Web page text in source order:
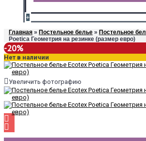
+
Главная » Постельное белье » Постельное
Poetica Геометрия на резинке (размер евро)
-20%
Нет в наличии
Увеличить фотографию